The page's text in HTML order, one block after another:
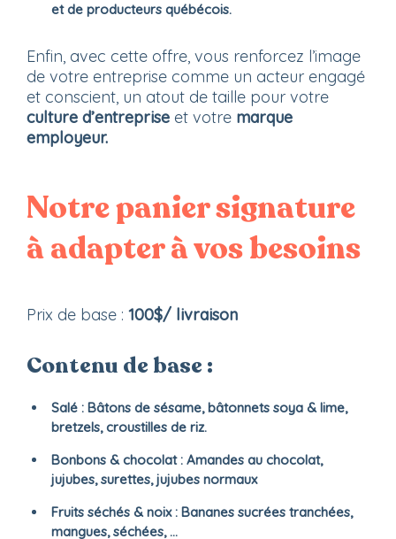
et de producteurs québécois.
Enfin, avec cette offre, vous renforcez l’image
de votre entreprise comme un acteur engagé
et conscient, un atout de taille pour votre
culture d’entreprise et votre marque
employeur.
Notre panier signature
à adapter à vos besoins
Prix de base : 100$/ livraison
Contenu de base :
Salé : Bâtons de sésame, bâtonnets soya & lime,
bretzels, croustilles de riz.
Bonbons & chocolat: Amandes au chocolat,
jujubes, surettes, jujubes normaux
Fruits séchés & noix : Bananes sucrées tranchées,
mangues, séchées, …